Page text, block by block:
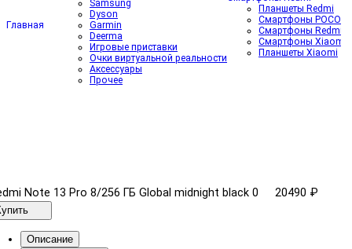
Главная
Samsung
Dyson
Garmin
Deerma
Игровые приставки
Очки виртуальной реальности
Аксессуары
Прочее
Планшеты Redmi
Смартфоны POCO
Смартфоны Redmi
Смартфоны Xiaomi
Планшеты Xiaomi
Note 13 Pro 8/256 ГБ Global midnight black 0 20490 ₽
Описание